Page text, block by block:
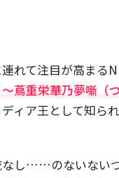
れて注目が高まる
〜蔦重栄華乃夢噺（
ィア王として知られ
し……のないない